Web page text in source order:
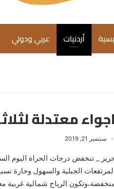
أردنيات عربي ودولي
اجواء معتدلة
سبتمبر 21, 2019
_ تنخفض درجات الحراة اليوم
الجبلية والسهول وحارة
الرياح شمالية